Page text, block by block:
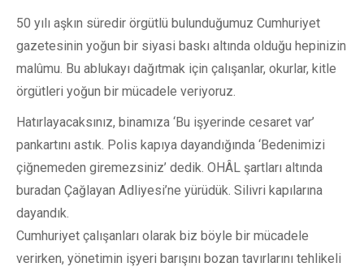
50 yılı aşkın süredir örgütlü bulunduğumuz Cumhuriyet
gazetesinin yoğun bir siyasi baskı altında olduğu hepinizin
malûmu. Bu ablukayı dağıtmak için çalışanlar, okurlar, kitle
örgütleri yoğun bir mücadele veriyoruz.
Hatırlayacaksınız, binamıza ‘Bu işyerinde cesaret var’
pankartını astık. Polis kapıya dayandığında ‘Bedenimizi
çiğnemeden giremezsiniz’ dedik. OHÂL şartları altında
buradan Çağlayan Adliyesi’ne yürüdük. Silivri kapılarına
dayandık.
Cumhuriyet çalışanları olarak biz böyle bir mücadele
verirken, yönetimin işyeri barışını bozan tavırlarını tehlikeli